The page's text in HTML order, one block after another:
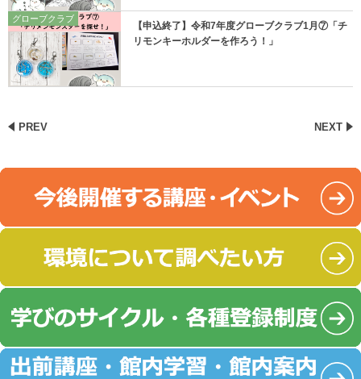
グローブクラブ
【申込終了】令和7年度グローブクラブ1月⑦「チ
リモンキーホルダーを作ろう！」
PREV NEXT